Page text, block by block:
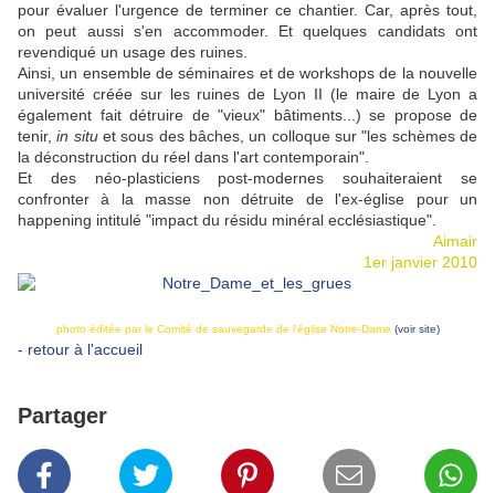
pour évaluer l'urgence de terminer ce chantier. Car, après tout,
on peut aussi s'en accommoder. Et quelques candidats ont
revendiqué un usage des ruines.
Ainsi, un ensemble de séminaires et de workshops de la nouvelle
université créée sur les ruines de Lyon II (le maire de Lyon a
également fait détruire de "vieux" bâtiments...) se propose de
tenir,in situet sous des bâches, un colloque sur "les schèmes de
la déconstruction du réel dans l'art contemporain".
Et des néo-plasticiens post-modernes souhaiteraient se
confronter à la masse non détruite de l'ex-église pour un
happening intitulé "impact du résidu minéral ecclésiastique".
Aimair
1er janvier 2010
photo éditée par le Comité de sauvegarde de l'église Notre-Dame (voir site)
- retour à l'accueil
Partager